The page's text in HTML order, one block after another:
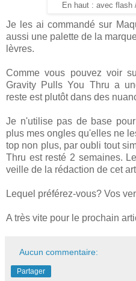
En haut : avec
Je les ai commandé sur
aussi une palette de la
lèvres.
Comme vous pouvez voir
Gravity Pulls You Thru a
reste est plutôt dans des
Je n'utilise pas de base
plus mes ongles qu'elles ne
top non plus, par oubli tout
Thru est resté 2 semaines.
veille de la rédaction de cet
Lequel préférez-vous? Vos
A très vite pour le prochain
Aucun commentaire:
Partager